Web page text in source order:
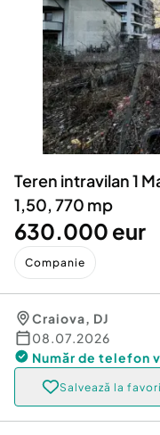
Servicii
Animale de
Afaceri și
Inchiriere Bunuri si
Utilaje agricole si
Piese auto si
Dacia Duster
Teren intravilan 1
1,50, 770 mp
630.000 eur
Companie
Craiova, DJ
08.07.2026
Număr de telefon
Salvează la